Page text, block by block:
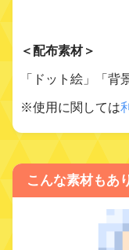
＜配布素材＞
「ドット絵」「背
※使用に関しては
こんな素材もあ